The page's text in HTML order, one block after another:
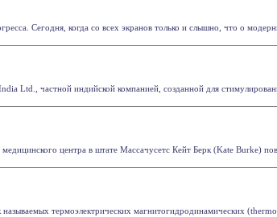
Сегодня, когда со всех экранов только и слышно, что о
Ltd., частной индийской компанией, созданной для
центра в штате Массачусетс Кейт Берк (Kate Burke)
называемых термоэлектрических магнитогидродинамических